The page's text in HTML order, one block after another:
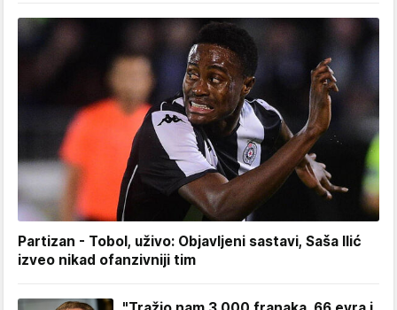
Partizan - Tobol, uživo: Objavljeni sastavi, Saša Ilić
izveo nikad ofanzivniji tim